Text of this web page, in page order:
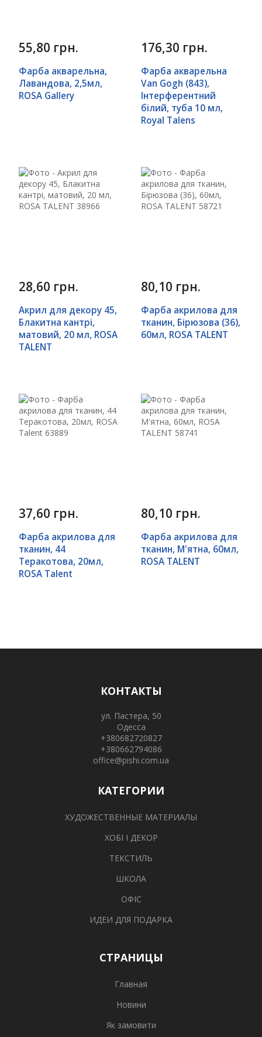
55,80 грн.
Фарба акварельна,
Лавандова, 2,5мл,
ROSA Gallery
176,30 грн.
Фарба акварельна
Van Gogh (843),
Інтерферентний
білий, туба 10 мл,
Royal Talens
28,60 грн.
Акрил для декору 45,
Блакитна кантрі,
матовий, 20 мл, ROSA
TALENT
80,10 грн.
Фарба акрилова для
тканин, Бірюзова (36),
60мл, ROSA TALENT
37,60 грн.
Фарба акрилова для
тканин, 44
Теракотова, 20мл,
ROSA Talent
80,10 грн.
Фарба акрилова для
тканин, М'ятна, 60мл,
ROSA TALENT
КОНТАКТЫ
ул. Пастера, 50
Одесса
+380682720827
+380662794086
office@pishi.com.ua
КАТЕГОРИИ
ХУДОЖЕСТВЕННЫЕ МАТЕРИАЛЫ
ХОБІ І ДЕКОР
ТЕКСТИЛЬ
ШКОЛА
ОФІС
ИДЕИ ДЛЯ ПОДАРКА
СТРАНИЦЫ
Главная
Новини
Як замовити